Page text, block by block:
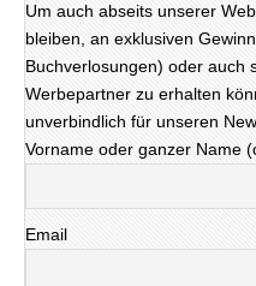
Um auch abseits unserer
bleiben, an exklusiven
Buchverlosungen) oder auch
Werbepartner zu erhalten
unverbindlich für unseren
Vorname oder ganzer Name
Email